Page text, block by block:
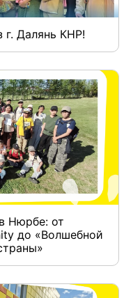
г. Далянь КНР!
Нюрбе: от
до «Волшебной